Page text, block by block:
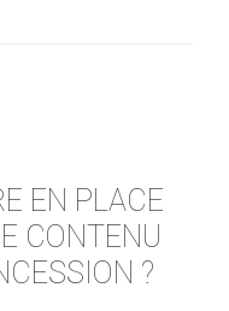
EN PLACE
CONTENU
?